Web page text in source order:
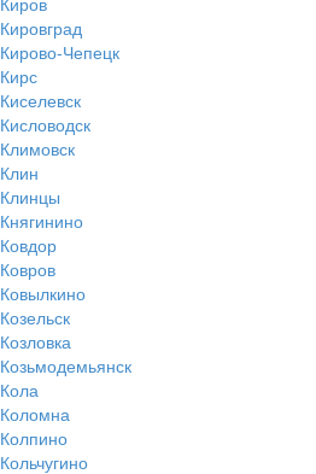
Кировград
Кирово-Чепецк
Кирс
Киселевск
Кисловодск
Климовск
Клин
Клинцы
Княгинино
Ковдор
Ковров
Ковылкино
Козельск
Козловка
Козьмодемьянск
Кола
Коломна
Колпино
Кольчугино